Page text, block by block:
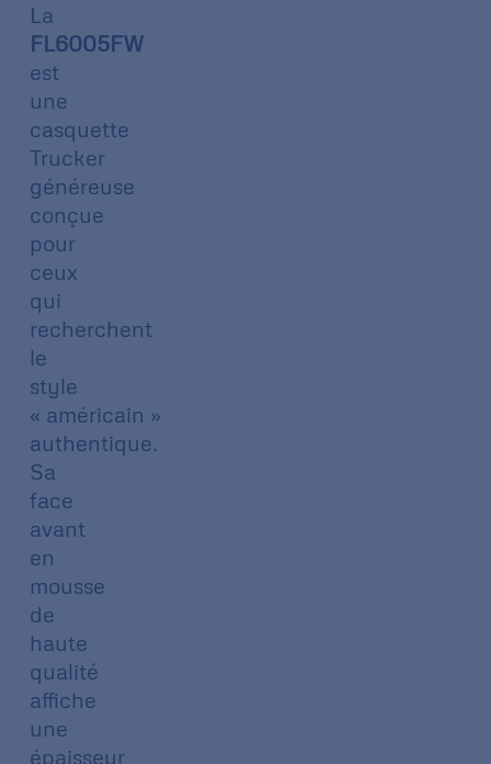
La
FL6005FW
est
une
casquette
Trucker
généreuse
conçue
pour
ceux
qui
recherchent
le
style
« américain »
authentique.
Sa
face
avant
en
mousse
de
haute
qualité
affiche
une
épaisseur